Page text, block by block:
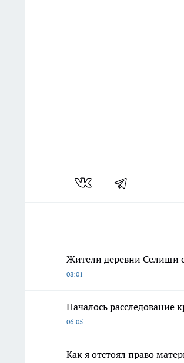
Жители деревни Селищи
08:01
Началось расследование
06:05
Как я отстоял право